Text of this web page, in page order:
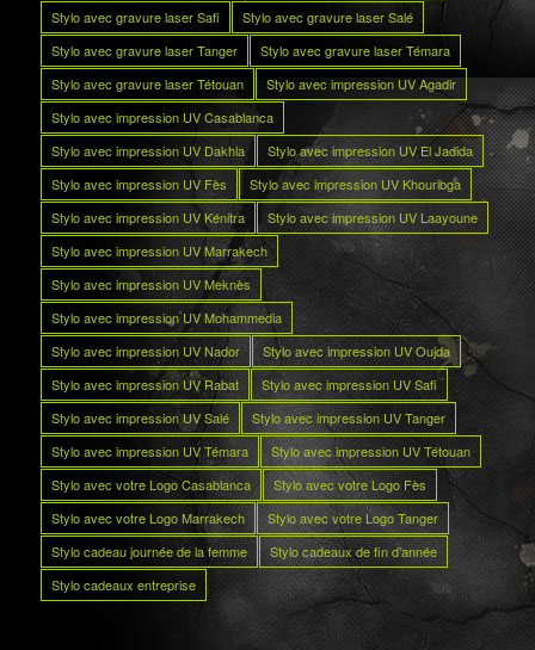
Stylo avec gravure laser Safi
Stylo avec gravure laser Salé
Stylo avec gravure laser Tanger
Stylo avec gravure laser Témara
Stylo avec gravure laser Tétouan
Stylo avec impression UV Agadir
Stylo avec impression UV Casablanca
Stylo avec impression UV Dakhla
Stylo avec impression UV El Jadida
Stylo avec impression UV Fès
Stylo avec impression UV Khouribga
Stylo avec impression UV Kénitra
Stylo avec impression UV Laayoune
Stylo avec impression UV Marrakech
Stylo avec impression UV Meknès
Stylo avec impression UV Mohammedia
Stylo avec impression UV Nador
Stylo avec impression UV Oujda
Stylo avec impression UV Rabat
Stylo avec impression UV Safi
Stylo avec impression UV Salé
Stylo avec impression UV Tanger
Stylo avec impression UV Témara
Stylo avec impression UV Tétouan
Stylo avec votre Logo Casablanca
Stylo avec votre Logo Fès
Stylo avec votre Logo Marrakech
Stylo avec votre Logo Tanger
Stylo cadeau journée de la femme
Stylo cadeaux de fin d’année
Stylo cadeaux entreprise